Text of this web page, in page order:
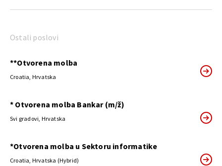
Ostali poslovi
**Otvorena molba
Croatia, Hrvatska
* Otvorena molba Bankar (m/ž)
Svi gradovi, Hrvatska
*Otvorena molba u Sektoru informatike
Croatia, Hrvatska (Hybrid)